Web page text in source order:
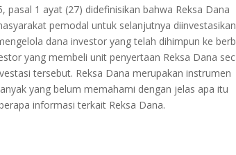
1 ayat (27) didefinisikan bahwa Reksa Dana
pemodal untuk selanjutnya diinvestasikan
dana investor yang telah dihimpun ke
yang membeli unit penyertaan Reksa Dana
tersebut. Reksa Dana merupakan instrumen
yang belum memahami dengan jelas apa itu
informasi terkait Reksa Dana.